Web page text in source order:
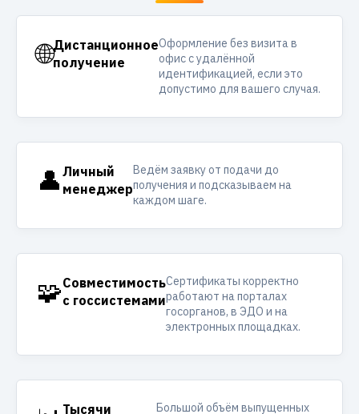
🌐Дистанционное
получение
Оформление без визита в
офис с удалённой
идентификацией, если это
допустимо для вашего случая.
👤 Личный
менеджер
Ведём заявку от подачи до
получения и подсказываем на
каждом шаге.
🧩Совместимость
с госсистемами
Сертификаты корректно
работают на порталах
госорганов, в ЭДО и на
электронных площадках.
Тысячи
Большой объём выпущенных